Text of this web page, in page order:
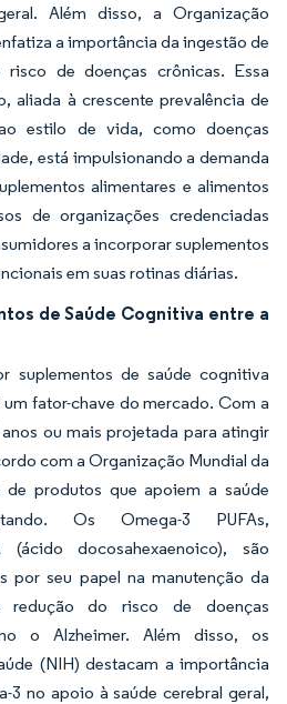
Além disso, a Organização
a importância da ingestão de
de doenças crônicas. Essa
aliada à crescente prevalência de
estilo de vida, como doenças
está impulsionando a demanda
alimentares e alimentos
de organizações credenciadas
a incorporar suplementos
em suas rotinas diárias.
de Saúde Cognitiva entre a
suplementos de saúde cognitiva
fator-chave do mercado. Com a
ou mais projetada para atingir
com a Organização Mundial da
de produtos que apoiem a saúde
Os Omega-3 PUFAs,
docosahexaenoico), são
por seu papel na manutenção da
do risco de doenças
o Alzheimer. Além disso, os
(NIH) destacam a importância
3 no apoio à saúde cerebral geral,